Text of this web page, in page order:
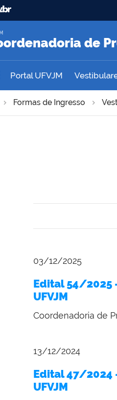
de
Portal UFVJM
Formas de Ingresso
03/12/2025
Edital 54/2025
UFVJM
Coordenadoria de
13/12/2024
Edital 47/2024
UFVJM